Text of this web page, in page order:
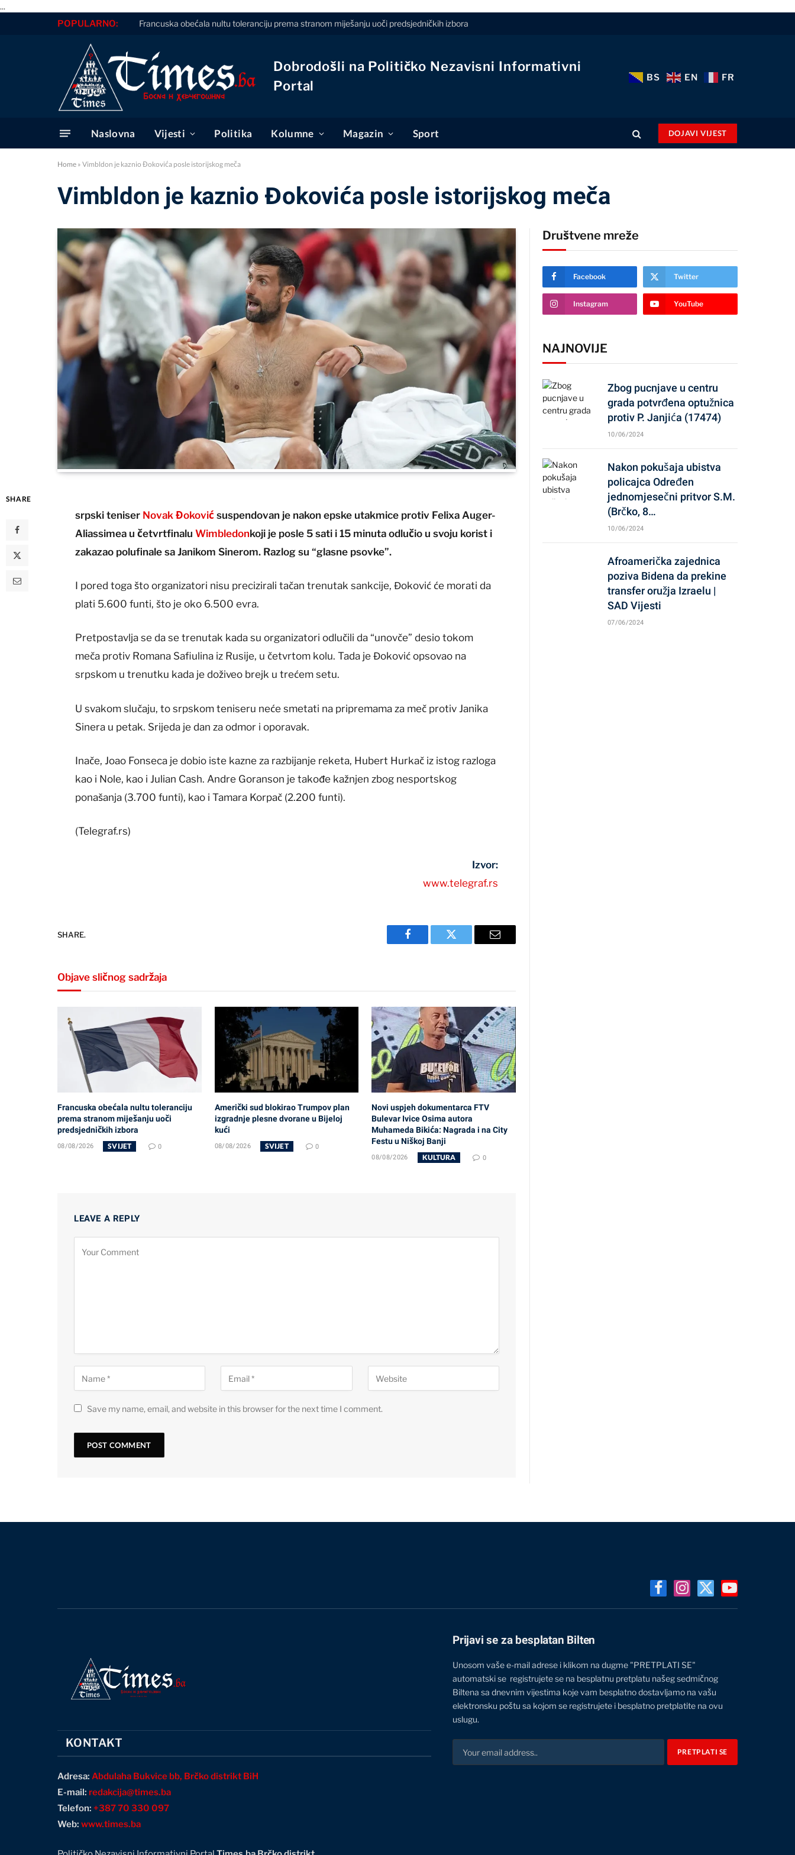
...
POPULARNO: Francuska obećala nultu toleranciju prema stranom miješanju uoči predsjedničkih izbora
Dobrodošli na Političko Nezavisni Informativni
Portal
BS EN FR
Naslovna Vijesti Politika Kolumne Magazin Sport DOJAVI VIJEST
Home » Vimbldon je kaznio Đokovića posle istorijskog meča
Vimbldon je kaznio Đokovića posle istorijskog meča
SHARE
srpski teniser Novak Đoković suspendovan je nakon epske utakmice protiv Felixa Auger-
Aliassimea u četvrtfinaluWimbledonkoji je posle 5 sati i 15 minuta odlučio u svoju korist i
zakazao polufinale sa Janikom Sinerom. Razlog su “glasne psovke”.
I pored toga što organizatori nisu precizirali tačan trenutak sankcije, Đoković će morati da
plati 5.600 funti, što je oko 6.500 evra.
Pretpostavlja se da se trenutak kada su organizatori odlučili da “unovče” desio tokom
meča protiv Romana Safiulina iz Rusije, u četvrtom kolu. Tada je Đoković opsovao na
srpskom u trenutku kada je doživeo brejk u trećem setu.
U svakom slučaju, to srpskom teniseru neće smetati na pripremama za meč protiv Janika
Sinera u petak. Srijeda je dan za odmor i oporavak.
Inače, Joao Fonseca je dobio iste kazne za razbijanje reketa, Hubert Hurkač iz istog razloga
kao i Nole, kao i Julian Cash. Andre Goranson je takođe kažnjen zbog nesportskog
ponašanja (3.700 funti), kao i Tamara Korpač (2.200 funti).
(Telegraf.rs)
Izvor:
www.telegraf.rs
SHARE.
Facebook Twitter Email
Objave sličnog sadržaja
Francuska obećala nultu toleranciju
prema stranom miješanju uoči
predsjedničkih izbora
08/08/2026 SVIJET 0
Američki sud blokirao Trumpov plan
izgradnje plesne dvorane u Bijeloj
kući
08/08/2026 SVIJET 0
Novi uspjeh dokumentarca FTV
Bulevar Ivice Osima autora
Muhameda Bikića: Nagrada i na City
Festu u Niškoj Banji
08/08/2026 KULTURA 0
LEAVE A REPLY
Save my name, email, and website in this browser for the next time I comment.
Društvene mreže
Facebook Twitter
Instagram YouTube
NAJNOVIJE
Zbog pucnjave u centru
grada potvrđena optužnica
protiv P. Janjića (17474)
10/06/2024
Nakon pokušaja ubistva
policajca Određen
jednomjesečni pritvor S.M.
(Brčko, 8…
10/06/2024
Afroamerička zajednica
poziva Bidena da prekine
transfer oružja Izraelu |
SAD Vijesti
07/06/2024
FacebookInstagram
X
(Twitter)
YouTube
KONTAKT
Adresa: Abdulaha Bukvice bb, Brčko distrikt BiH
E-mail: redakcija@times.ba
Telefon: +387 70 330 097
Web: www.times.ba
Prijavi se za besplatan Bilten
Unosom vaše e-mail adrese i klikom na dugme "PRETPLATI SE"
automatski se registrujete se na besplatnu pretplatu našeg sedmičnog
Biltena sa dnevnim vijestima koje vam besplatno dostavljamo na vašu
elektronsku poštu sa kojom se registrujete i besplatno pretplatite na ovu
uslugu.